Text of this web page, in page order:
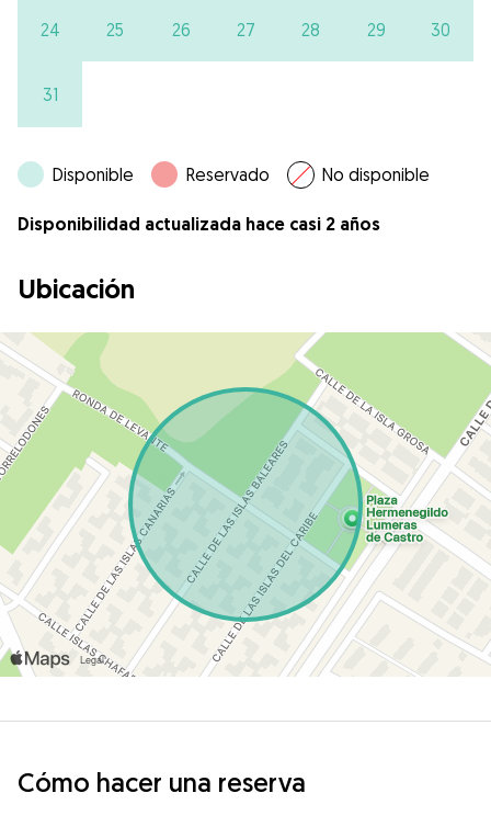
24 25 26 27 28 29 30
31
Disponible Reservado No disponible
Disponibilidad actualizada hace casi 2 años
Ubicación
Cómo hacer una reserva